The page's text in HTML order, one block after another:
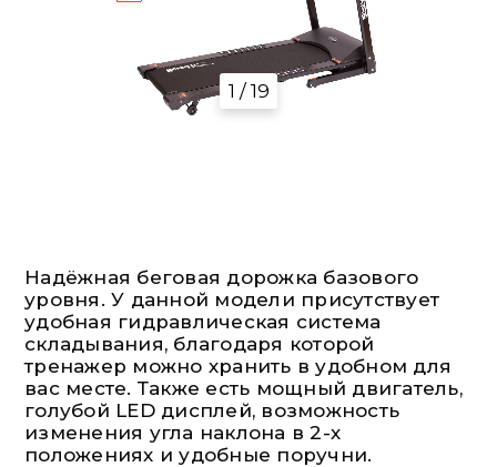
1 / 19
Надёжная беговая дорожка базового
уровня. У данной модели присутствует
удобная гидравлическая система
складывания, благодаря которой
тренажер можно хранить в удобном для
вас месте. Также есть мощный двигатель,
голубой LED дисплей, возможность
изменения угла наклона в 2-х
положениях и удобные поручни.